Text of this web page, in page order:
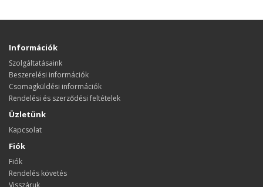
Információk
Szolgáltatásaink
Beszerelési információk
Csomagküldési információk
Rendelési és szerződési feltételek
Üzletünk
Kapcsolat
Fiók
Fiók
Rendelés követés